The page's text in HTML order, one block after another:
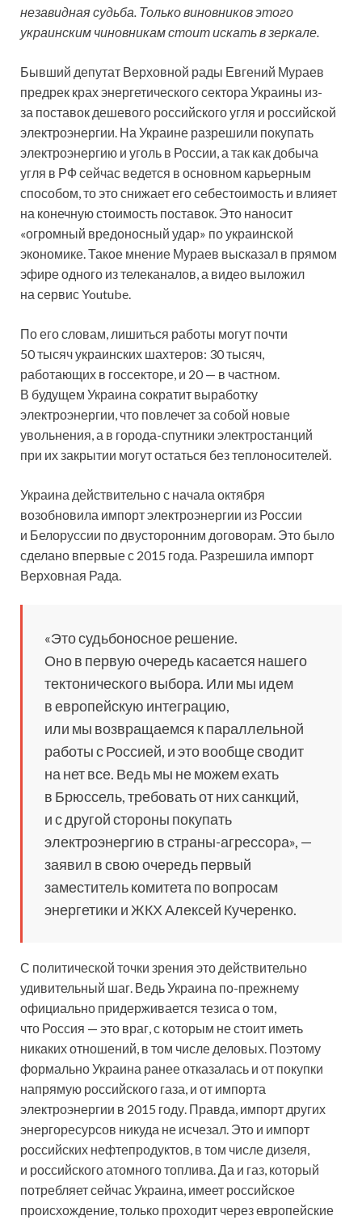
незавидная судьба. Только виновников этого
украинским чиновникам стоит искать в зеркале.
Бывший депутат Верховной рады Евгений Мураев
предрек крах энергетического сектора Украины из-
за поставок дешевого российского угля и российской
электроэнергии. На Украине разрешили покупать
электроэнергию и уголь в России, а так как добыча
угля в РФ сейчас ведется в основном карьерным
способом, то это снижает его себестоимость и влияет
на конечную стоимость поставок. Это наносит
«огромный вредоносный удар» по украинской
экономике. Такое мнение Мураев высказал в прямом
эфире одного из телеканалов, а видео выложил
на сервис Youtube.
По его словам, лишиться работы могут почти
50 тысяч украинских шахтеров: 30 тысяч,
работающих в госсекторе, и 20 — в частном.
В будущем Украина сократит выработку
электроэнергии, что повлечет за собой новые
увольнения, а в города-спутники электростанций
при их закрытии могут остаться без теплоносителей.
Украина действительно с начала октября
возобновила импорт электроэнергии из России
и Белоруссии по двусторонним договорам. Это было
сделано впервые с 2015 года. Разрешила импорт
Верховная Рада.
«Это судьбоносное решение.
Оно в первую очередь касается нашего
тектонического выбора. Или мы идем
в европейскую интеграцию,
или мы возвращаемся к параллельной
работы с Россией, и это вообще сводит
на нет все. Ведь мы не можем ехать
в Брюссель, требовать от них санкций,
и с другой стороны покупать
электроэнергию в страны-агрессора», —
заявил в свою очередь первый
заместитель комитета по вопросам
энергетики и ЖКХ Алексей Кучеренко.
С политической точки зрения это действительно
удивительный шаг. Ведь Украина по-прежнему
официально придерживается тезиса о том,
что Россия — это враг, с которым не стоит иметь
никаких отношений, в том числе деловых. Поэтому
формально Украина ранее отказалась и от покупки
напрямую российского газа, и от импорта
электроэнергии в 2015 году. Правда, импорт других
энергоресурсов никуда не исчезал. Это и импорт
российских нефтепродуктов, в том числе дизеля,
и российского атомного топлива. Да и газ, который
потребляет сейчас Украина, имеет российское
происхождение, только проходит через европейские